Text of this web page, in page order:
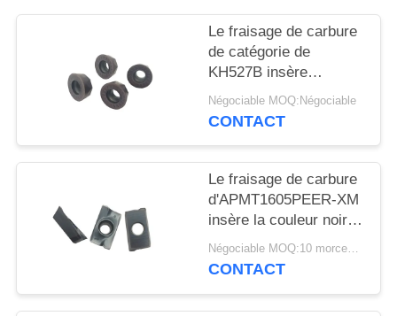
SITE
POLITIQUE
CONFIDENTIALITÉ
Le fraisage de carbure
de catégorie de
KH527B insère
l'excellente résistance
de fracture
Négociable MOQ:Négociable
CONTACT
Le fraisage de carbure
d'APMT1605PEER-XM
insère la couleur noire
avec le revêtement de
PVD
Négociable MOQ:10 morceaux
CONTACT